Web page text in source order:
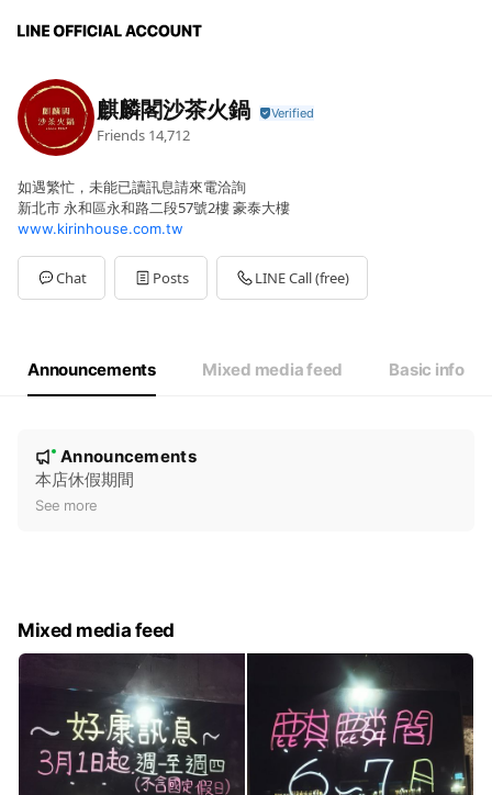
麒麟閣沙茶火鍋
Friends 14,712
如遇繁忙，未能已讀訊息請來電洽詢
新北市 永和區永和路二段57號2樓 豪泰大樓
www.kirinhouse.com.tw
Chat Posts LINE Call (free)
Announcements Mixed media feed Basic info
New
Announcements
本店休假期間
See more
Mixed media feed